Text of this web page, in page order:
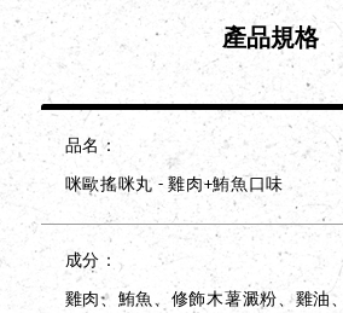
產品規格
品名
咪歐搖咪丸 - 雞肉+鮪魚口味
成分
雞肉、鮪魚、修飾木薯澱粉、雞油